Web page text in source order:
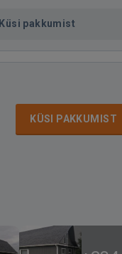
Küsi pakkumist
KÜSI PAKKUMIST